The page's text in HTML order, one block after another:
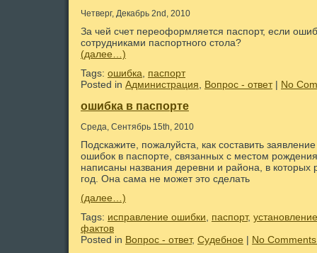
Четверг, Декабрь 2nd, 2010
За чей счет переоформляется паспорт, если
сотрудниками паспортного стола?
(далее…)
Tags: ошибка
паспорт
Posted in Администрация Вопрос - ответ| No
ошибка в паспорте
Среда, Сентябрь 15th, 2010
Подскажите, пожалуйста, как составить
ошибок в паспорте, связанных с местом
написаны названия деревни и района, в
год. Она сама не может это сделать
(далее…)
Tags: исправление ошибки паспорт,
фактов
Posted in Вопрос - ответ, Судебное | No